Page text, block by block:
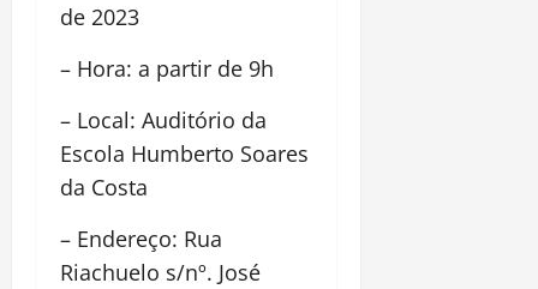
de 2023
– Hora: a partir de 9h
– Local: Auditório da
Escola Humberto Soares
da Costa
– Endereço: Rua
Riachuelo s/nº. José